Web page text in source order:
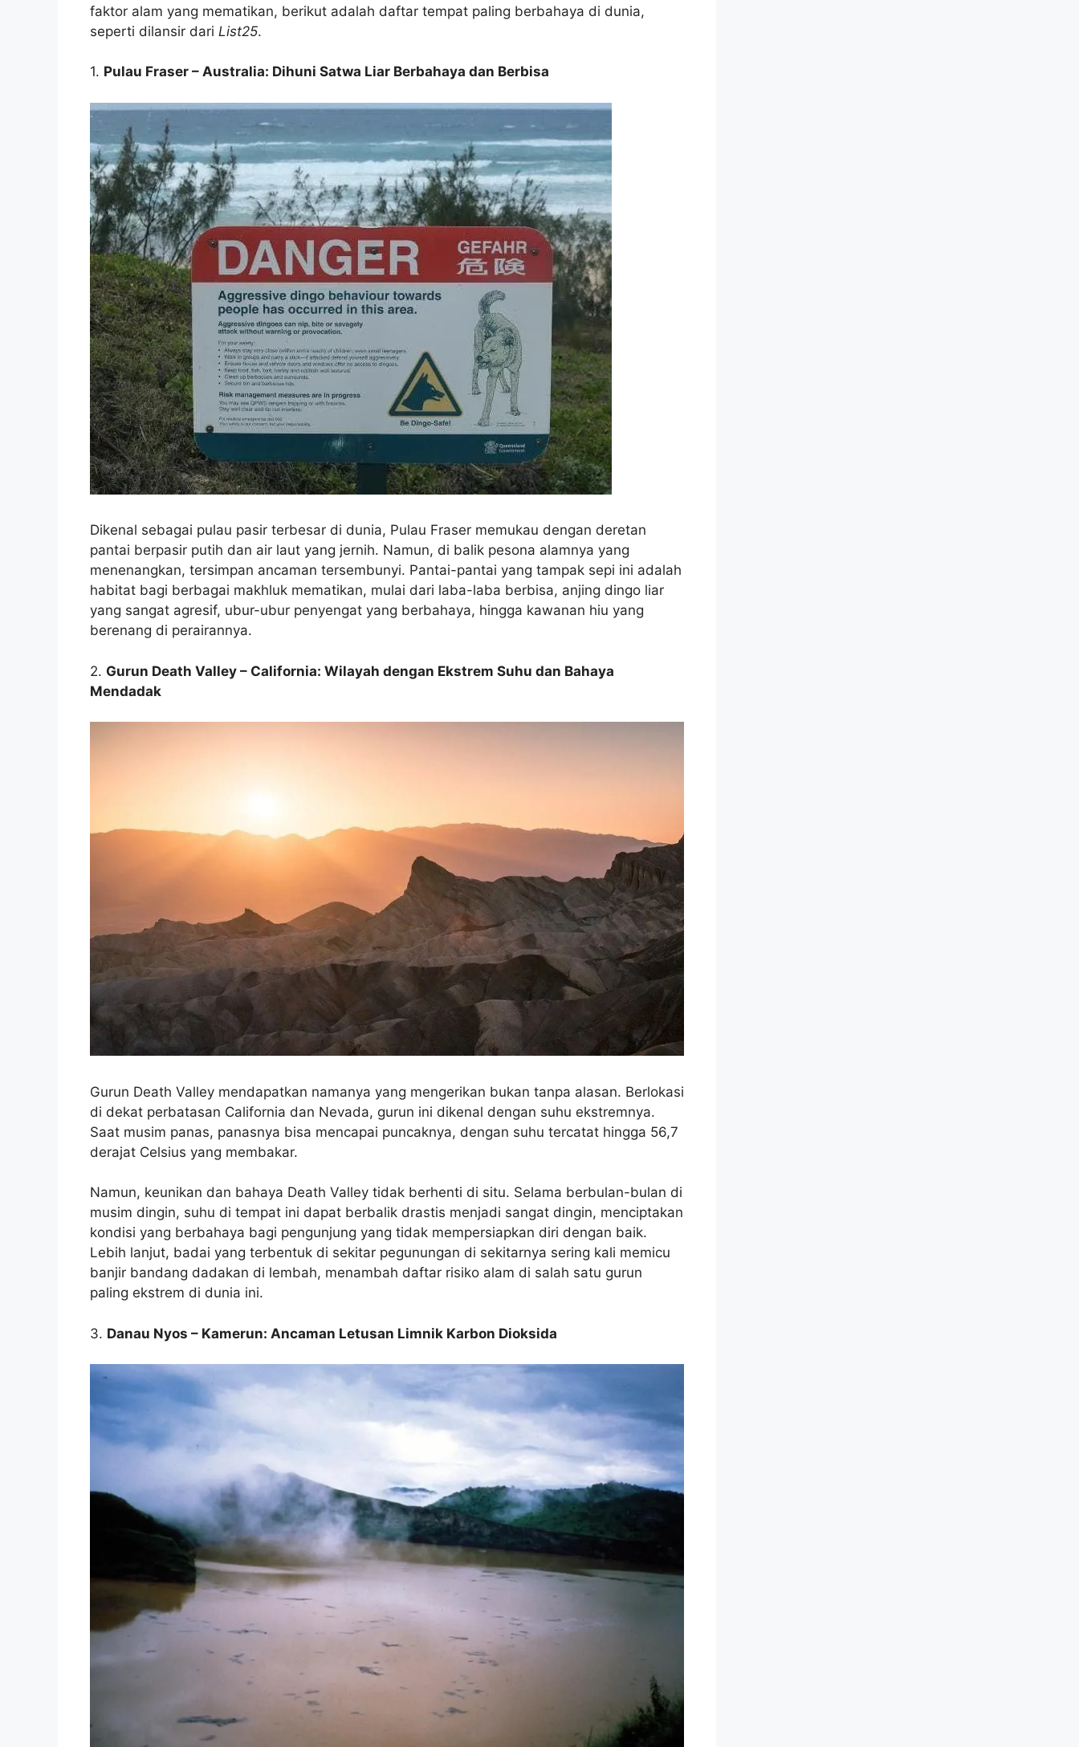
faktor alam yang mematikan, berikut adalah daftar tempat paling berbahaya di dunia,
seperti dilansir dari List25.
1. Pulau Fraser – Australia: Dihuni Satwa Liar Berbahaya dan Berbisa
Dikenal sebagai pulau pasir terbesar di dunia, Pulau Fraser memukau dengan deretan
pantai berpasir putih dan air laut yang jernih. Namun, di balik pesona alamnya yang
menenangkan, tersimpan ancaman tersembunyi. Pantai-pantai yang tampak sepi ini adalah
habitat bagi berbagai makhluk mematikan, mulai dari laba-laba berbisa, anjing dingo liar
yang sangat agresif, ubur-ubur penyengat yang berbahaya, hingga kawanan hiu yang
berenang di perairannya.
2. Gurun Death Valley – California: Wilayah dengan Ekstrem Suhu dan Bahaya
Mendadak
Gurun Death Valley mendapatkan namanya yang mengerikan bukan tanpa alasan. Berlokasi
di dekat perbatasan California dan Nevada, gurun ini dikenal dengan suhu ekstremnya.
Saat musim panas, panasnya bisa mencapai puncaknya, dengan suhu tercatat hingga 56,7
derajat Celsius yang membakar.
Namun, keunikan dan bahaya Death Valley tidak berhenti di situ. Selama berbulan-bulan di
musim dingin, suhu di tempat ini dapat berbalik drastis menjadi sangat dingin, menciptakan
kondisi yang berbahaya bagi pengunjung yang tidak mempersiapkan diri dengan baik.
Lebih lanjut, badai yang terbentuk di sekitar pegunungan di sekitarnya sering kali memicu
banjir bandang dadakan di lembah, menambah daftar risiko alam di salah satu gurun
paling ekstrem di dunia ini.
3. Danau Nyos – Kamerun: Ancaman Letusan Limnik Karbon Dioksida